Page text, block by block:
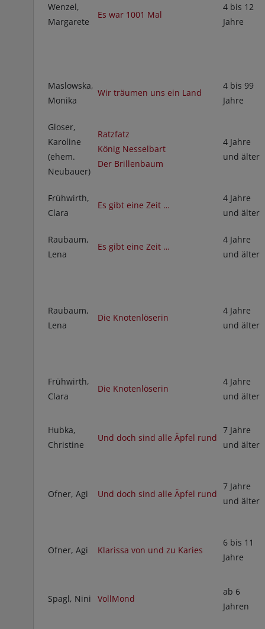
Wenzel,
Margarete
Es war 1001 Mal
4 bis 12
Jahre
Maslowska,
Monika
Wir träumen uns ein Land
4 bis 99
Jahre
Gloser,
Karoline
(ehem.
Neubauer)
Ratzfatz
König Nesselbart
Der Brillenbaum
4 Jahre
und älter
Frühwirth,
Clara
Es gibt eine Zeit …
4 Jahre
und älter
Raubaum,
Lena
Es gibt eine Zeit …
4 Jahre
und älter
Raubaum,
Lena
Die Knotenlöserin
4 Jahre
und älter
Frühwirth,
Clara
Die Knotenlöserin
4 Jahre
und älter
Hubka,
Christine
Und doch sind alle Äpfel rund
7 Jahre
und älter
Ofner, Agi Und doch sind alle Äpfel rund
7 Jahre
und älter
Ofner, Agi Klarissa von und zu Karies
6 bis 11
Jahre
Spagl, Nini VollMond
ab 6
Jahren